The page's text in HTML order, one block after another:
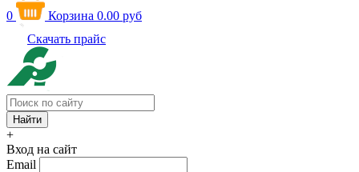
0 Корзина 0.00 руб
Скачать прайс
+
Вход на сайт
Email